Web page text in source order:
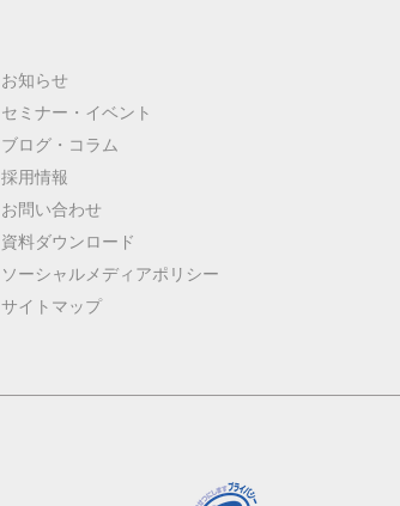
お知らせ
セミナー・イベント
ブログ・コラム
採用情報
お問い合わせ
資料ダウンロード
ソーシャルメディアポリシー
サイトマップ